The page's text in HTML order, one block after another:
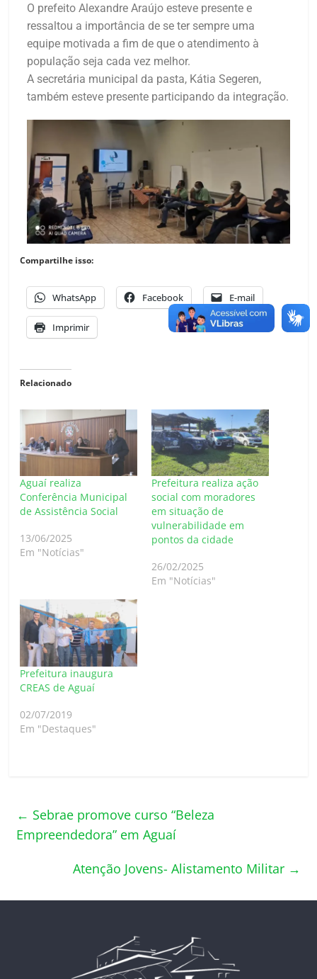
O prefeito Alexandre Araújo esteve presente e
ressaltou a importância de se ter sempre uma
equipe motivada a fim de que o atendimento à
população seja cada vez melhor.
A secretária municipal da pasta, Kátia Segeren,
também esteve presente participando da integração.
Compartilhe isso:
WhatsApp Facebook E-mail
Imprimir
Relacionado
Aguaí realiza
Conferência Municipal
de Assistência Social
13/06/2025
Em "Notícias"
Prefeitura realiza ação
social com moradores
em situação de
vulnerabilidade em
pontos da cidade
26/02/2025
Em "Notícias"
Prefeitura inaugura
CREAS de Aguaí
02/07/2019
Em "Destaques"
← Sebrae promove curso “Beleza
Empreendedora” em Aguaí
Atenção Jovens- Alistamento Militar →